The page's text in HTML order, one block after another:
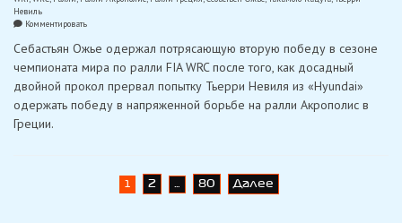
Невиль
Комментироватьon
в
стиле
выиграл
Ралли
Акрополис
Себастьян Ожье одержал потрясающую вторую победу в сезоне
чемпионата мира по ралли FIA WRC после того, как досадный
двойной прокол прервал попытку Тьерри Невиля из «Hyundai»
одержать победу в напряженной борьбе на ралли Акрополис в
Греции.
2 80 Далее